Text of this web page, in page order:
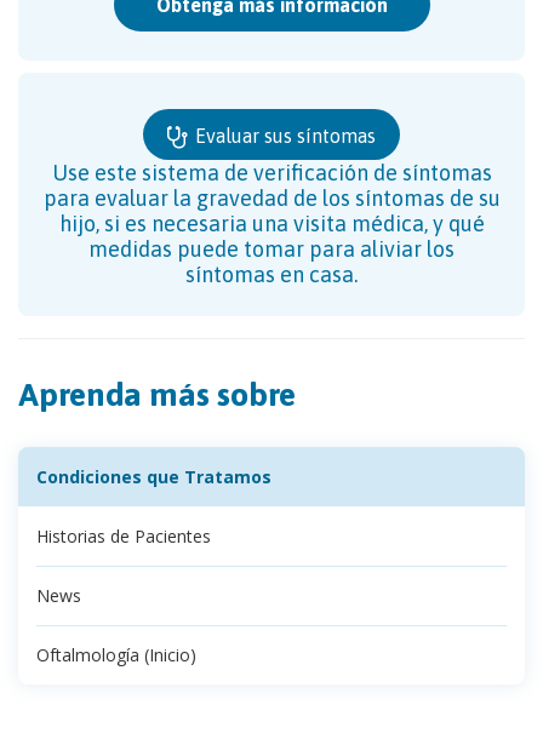
Obtenga más información
Evaluar sus síntomas
Use este sistema de verificación de síntomas
para evaluar la gravedad de los síntomas de su
hijo, si es necesaria una visita médica, y qué
medidas puede tomar para aliviar los
síntomas en casa.
Aprenda más sobre
Condiciones que Tratamos
Historias de Pacientes
News
Oftalmología (Inicio)